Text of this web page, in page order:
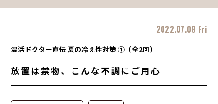
English
2022.07.08 Fri
温活ドクター直伝 夏の冷え性対策 ①（全2回）
放置は禁物、こんな不調にご用心